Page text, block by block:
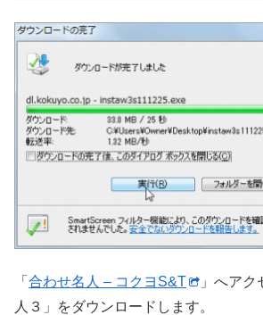
「 合わせ名人 – コクヨS&T
」へア
人３」をダウンロードします。